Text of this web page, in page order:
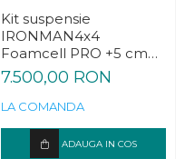
Kit suspensie
IRONMAN4x4
Foamcell PRO +5 cm
Toyota Land Cruiser
J100
7.500,00 RON
LA COMANDA
ADAUGA IN COS